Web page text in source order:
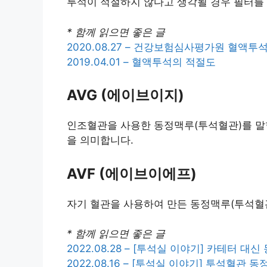
* 함께 읽으면 좋은 글
2020.08.27 – 건강보험심사평가원 혈액투
2019.04.01 – 혈액투석의 적절도
AVG (에이브이지)
인조혈관을 사용한 동정맥루(투석혈관)를
을 의미합니다.
AVF (에이브이에프)
자기 혈관을 사용하여 만든 동정맥루(투석
* 함께 읽으면 좋은 글
2022.08.28 – [투석실 이야기] 카테터 대신
2022.08.16 – [투석실 이야기] 투석혈관 동